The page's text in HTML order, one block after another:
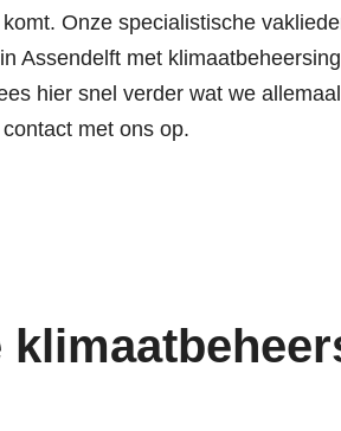
Onze specialistische
Assendelft met
hier snel verder wat we
met ons op.